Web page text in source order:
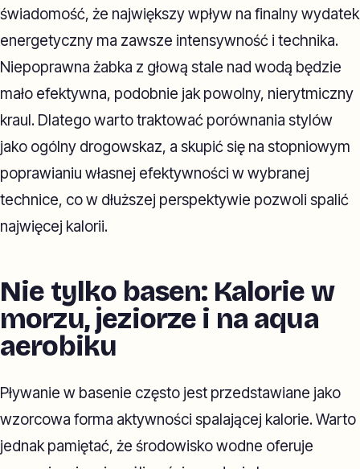
świadomość, że największy wpływ na finalny wydatek
energetyczny ma zawsze intensywność i technika.
Niepoprawna żabka z głową stale nad wodą będzie
mało efektywna, podobnie jak powolny, nierytmiczny
kraul. Dlatego warto traktować porównania stylów
jako ogólny drogowskaz, a skupić się na stopniowym
poprawianiu własnej efektywności w wybranej
technice, co w dłuższej perspektywie pozwoli spalić
najwięcej kalorii.
Nie tylko basen: Kalorie w
morzu, jeziorze i na aqua
aerobiku
Pływanie w basenie często jest przedstawiane jako
wzorcowa forma aktywności spalającej kalorie. Warto
jednak pamiętać, że środowisko wodne oferuje